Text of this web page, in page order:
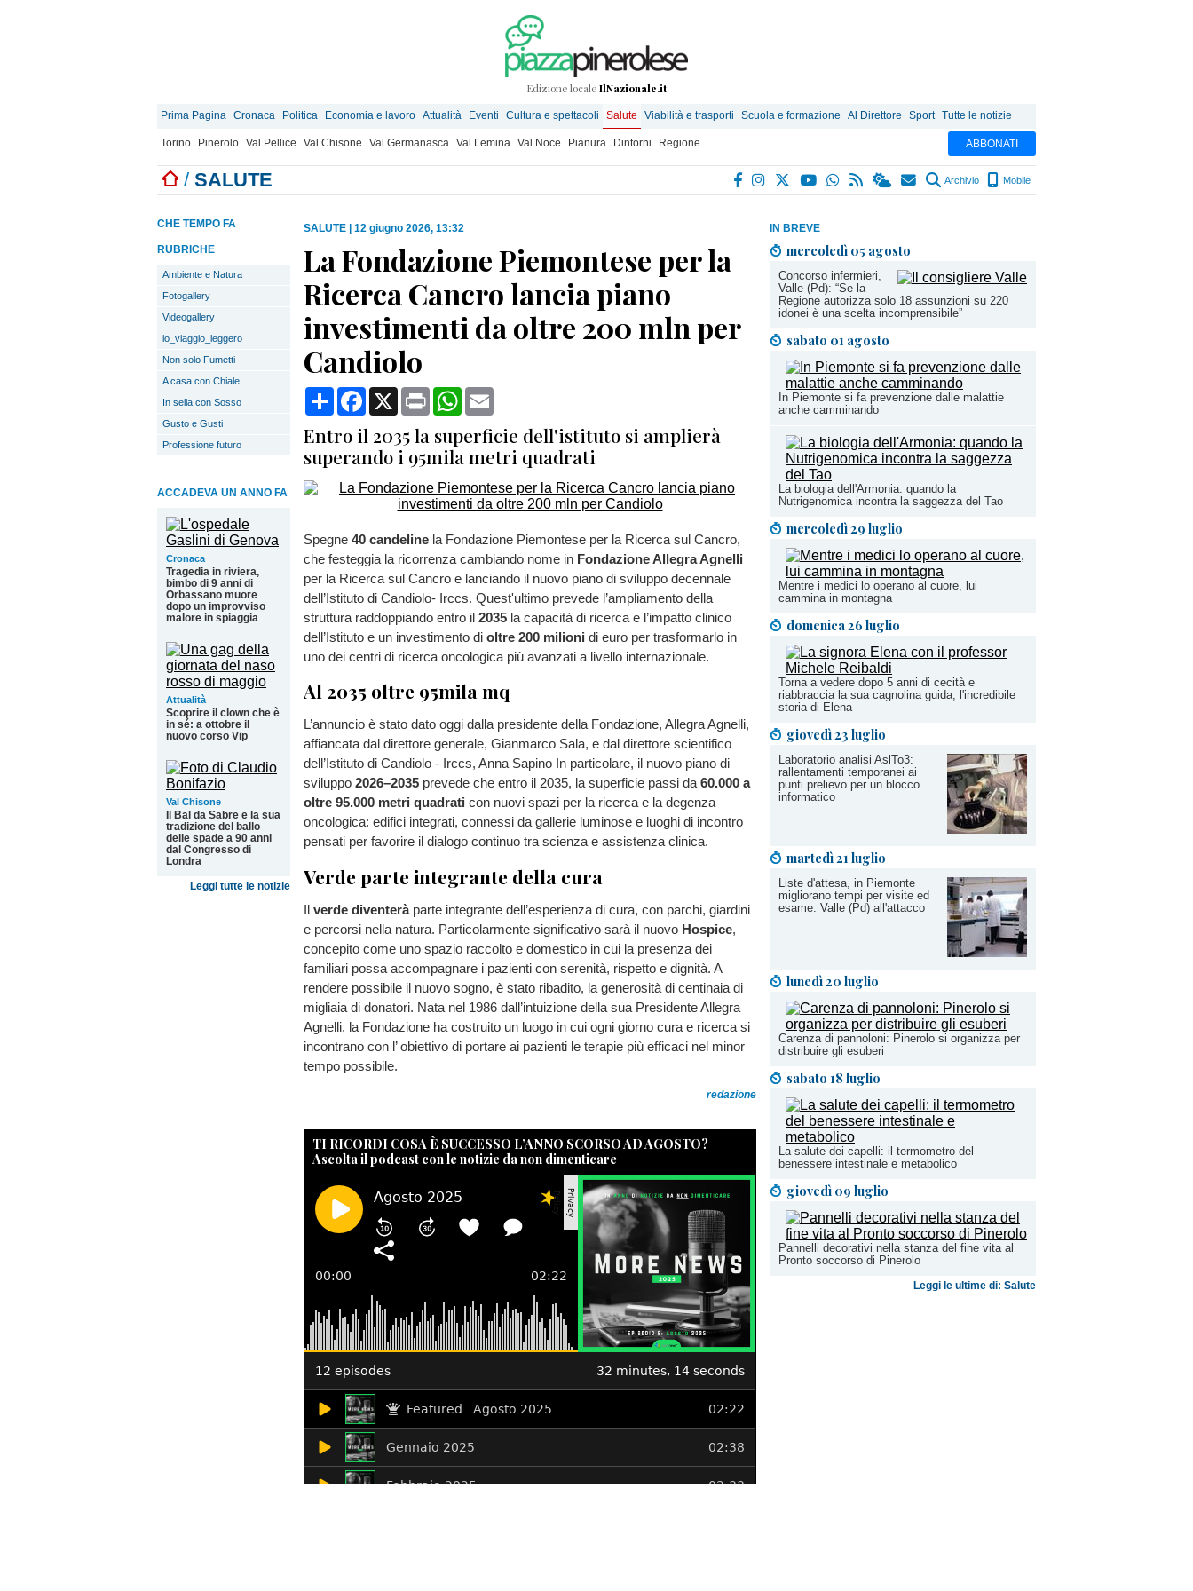
Edizione locale IlNazionale.it
Prima Pagina Cronaca Politica Economia e lavoro Attualità Eventi Cultura e spettacoli Salute Viabilità e trasporti Scuola e formazione Al Direttore Sport Tutte le notizie
Torino Pinerolo Val Pellice Val Chisone Val Germanasca Val Lemina Val Noce Pianura Dintorni Regione ABBONATI
/ SALUTE Archivio Mobile
IN BREVE
mercoledì 05 agosto
Concorso infermieri,
Valle (Pd): “Se la
Regione autorizza solo 18 assunzioni su 220
idonei è una scelta incomprensibile”
sabato 01 agosto
In Piemonte si fa prevenzione dalle malattie
anche camminando
La biologia dell'Armonia: quando la
Nutrigenomica incontra la saggezza del Tao
mercoledì 29 luglio
Mentre i medici lo operano al cuore, lui
cammina in montagna
domenica 26 luglio
Torna a vedere dopo 5 anni di cecità e
riabbraccia la sua cagnolina guida, l'incredibile
storia di Elena
giovedì 23 luglio
Laboratorio analisi AslTo3:
rallentamenti temporanei ai
punti prelievo per un blocco
informatico
martedì 21 luglio
Liste d'attesa, in Piemonte
migliorano tempi per visite ed
esame. Valle (Pd) all'attacco
lunedì 20 luglio
Carenza di pannoloni: Pinerolo si organizza per
distribuire gli esuberi
sabato 18 luglio
La salute dei capelli: il termometro del
benessere intestinale e metabolico
giovedì 09 luglio
Pannelli decorativi nella stanza del fine vita al
Pronto soccorso di Pinerolo
Leggi le ultime di: Salute
CHE TEMPO FA
RUBRICHE
Ambiente e Natura
Fotogallery
Videogallery
io_viaggio_leggero
Non solo Fumetti
A casa con Chiale
In sella con Sosso
Gusto e Gusti
Professione futuro
ACCADEVA UN ANNO FA
Cronaca
Tragedia in riviera,
bimbo di 9 anni di
Orbassano muore
dopo un improvviso
malore in spiaggia
Attualità
Scoprire il clown che è
in sé: a ottobre il
nuovo corso Vip
Val Chisone
Il Bal da Sabre e la sua
tradizione del ballo
delle spade a 90 anni
dal Congresso di
Londra
Leggi tutte le notizie
SALUTE 12 giugno 2026, 13:32
La Fondazione Piemontese per la
Ricerca Cancro lancia piano
investimenti da oltre 200 mln per
Candiolo
CondividiFacebook
X Print WhatsApp
Entro il 2035 la superficie dell'istituto si amplierà
superando i 95mila metri quadrati
Spegne 40 candeline la Fondazione Piemontese per la Ricerca sul Cancro,
che festeggia la ricorrenza cambiando nome in Fondazione Allegra Agnelli
per la Ricerca sul Cancro e lanciando il nuovo piano di sviluppo decennale
dell’Istituto di Candiolo- Irccs. Quest'ultimo prevede l’ampliamento della
struttura raddoppiando entro il 2035 la capacità di ricerca e l’impatto clinico
dell’Istituto e un investimento di oltre 200 milioni di euro per trasformarlo in
uno dei centri di ricerca oncologica più avanzati a livello internazionale.
Al 2035 oltre 95mila mq
L’annuncio è stato dato oggi dalla presidente della Fondazione, Allegra Agnelli,
affiancata dal direttore generale, Gianmarco Sala, e dal direttore scientifico
dell’Istituto di Candiolo - Irccs, Anna Sapino In particolare, il nuovo piano di
sviluppo 2026–2035 prevede che entro il 2035, la superficie passi da 60.000 a
oltre 95.000 metri quadrati con nuovi spazi per la ricerca e la degenza
oncologica: edifici integrati, connessi da gallerie luminose e luoghi di incontro
pensati per favorire il dialogo continuo tra scienza e assistenza clinica.
Verde parte integrante della cura
Il verde diventerà parte integrante dell’esperienza di cura, con parchi, giardini
e percorsi nella natura. Particolarmente significativo sarà il nuovo Hospice,
concepito come uno spazio raccolto e domestico in cui la presenza dei
familiari possa accompagnare i pazienti con serenità, rispetto e dignità. A
rendere possibile il nuovo sogno, è stato ribadito, la generosità di centinaia di
migliaia di donatori. Nata nel 1986 dall’intuizione della sua Presidente Allegra
Agnelli, la Fondazione ha costruito un luogo in cui ogni giorno cura e ricerca si
incontrano con l’ obiettivo di portare ai pazienti le terapie più efficaci nel minor
tempo possibile.
redazione
TI RICORDI COSA È SUCCESSO L’ANNO SCORSO AD AGOSTO?
Ascolta il podcast con le notizie da non dimenticare